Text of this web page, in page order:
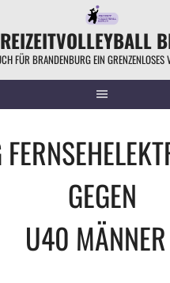
FÜR BRANDENBURG EIN GRENZENLOSES
GEGEN
U40